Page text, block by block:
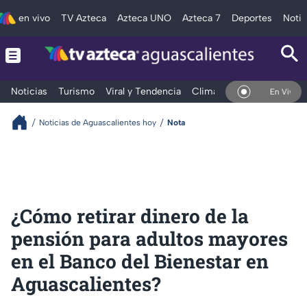
en vivo TV Azteca Azteca UNO Azteca 7 Deportes
Noticias Turismo Viral y Tendencia Clima Deportes En Vivo
Noticias de Aguascalientes hoy Nota
¿Cómo retirar dinero de la
pensión para adultos mayores
en el Banco del Bienestar en
Aguascalientes?